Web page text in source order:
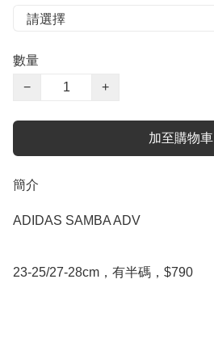
數量
−
+
加至購物車
簡介
ADIDAS SAMBA ADV
23-25/27-28cm，有半碼，$790